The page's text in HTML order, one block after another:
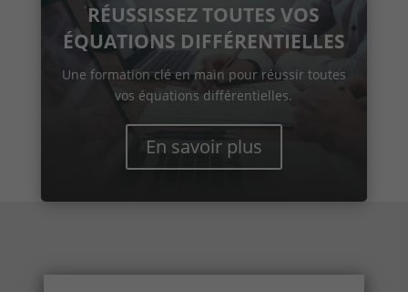
RÉUSSISSEZ TOUTES VOS
ÉQUATIONS DIFFÉRENTIELLES
Une formation clé en main pour réussir toutes
vos équations différentielles.
En savoir plus